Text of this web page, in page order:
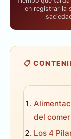
en registrar la
📋
del comer
Los 4